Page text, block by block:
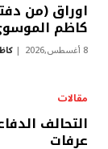
كاظم
8 أغسطس,2026
مقالات
التحالف
عرفات